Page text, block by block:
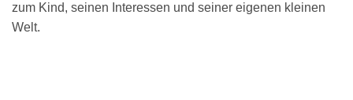
zum Kind, seinen Interessen und seiner eigenen kleinen
Welt.